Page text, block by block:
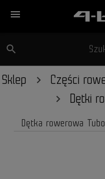
menu
search
Sklep Części
Dętki
Dętka rowerowa